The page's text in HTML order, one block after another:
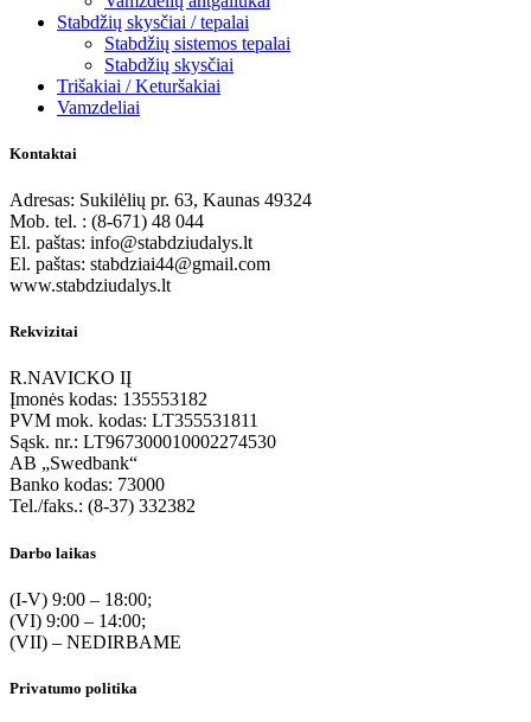
Stabdžių skysčiai / tepalai
Stabdžių sistemos tepalai
Stabdžių skysčiai
Trišakiai / Keturšakiai
Vamzdeliai
Kontaktai
Adresas: Sukilėlių pr. 63, Kaunas 49324
Mob. tel. : (8-671) 48 044
El. paštas: info@stabdziudalys.lt
El. paštas: stabdziai44@gmail.com
www.stabdziudalys.lt
Rekvizitai
R.NAVICKO IĮ
Įmonės kodas: 135553182
PVM mok. kodas: LT355531811
Sąsk. nr.: LT967300010002274530
AB „Swedbank“
Banko kodas: 73000
Tel./faks.: (8-37) 332382
Darbo laikas
(I-V) 9:00 – 18:00;
(VI) 9:00 – 14:00;
(VII) – NEDIRBAME
Privatumo politika